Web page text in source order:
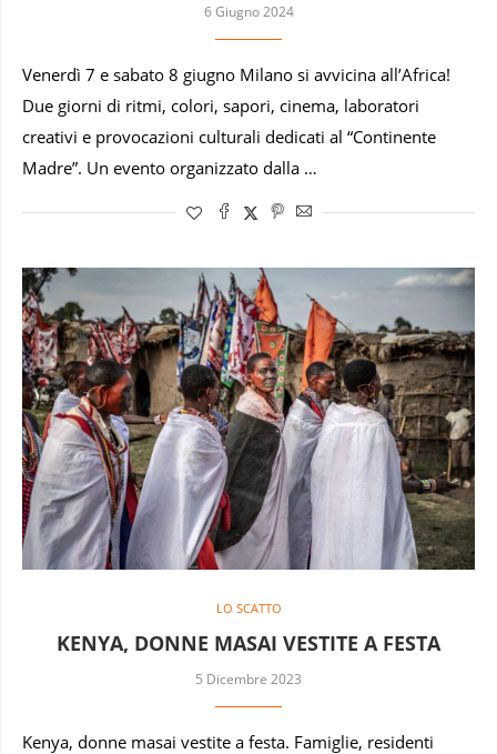
6 Giugno 2024
Venerdì 7 e sabato 8 giugno Milano si avvicina all’Africa!
Due giorni di ritmi, colori, sapori, cinema, laboratori
creativi e provocazioni culturali dedicati al “Continente
Madre”. Un evento organizzato dalla …
LO SCATTO
KENYA, DONNE MASAI VESTITE A FESTA
5 Dicembre 2023
Kenya, donne masai vestite a festa. Famiglie, residenti